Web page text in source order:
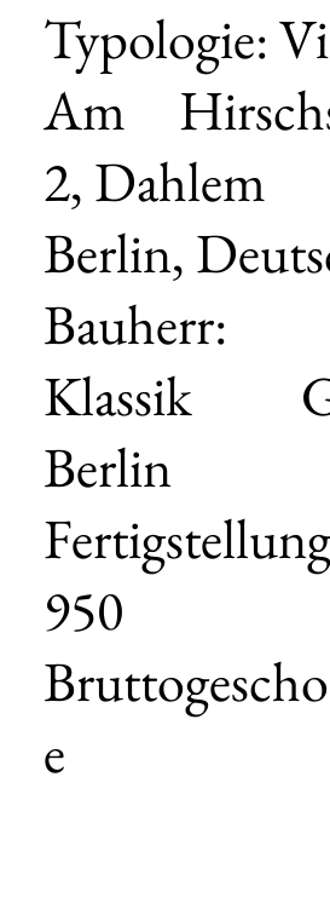
Typologie:
Am
2, Dahlem
Berlin,
Klassik
Berlin
950
e